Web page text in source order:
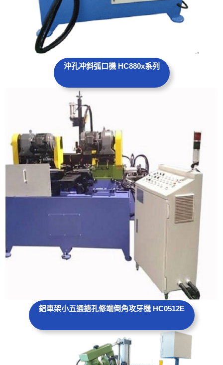
沖孔冲斜弧口機 HC880x系列
鋁車架小五通搪孔修端倒角攻牙機 HC0512E